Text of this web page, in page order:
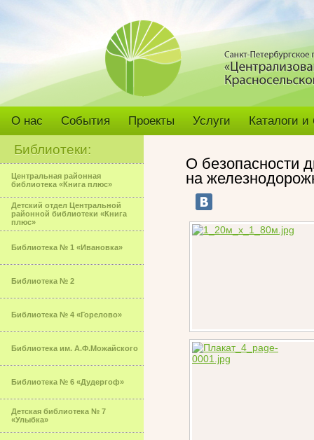
О нас События Проекты Услуги Каталоги
Библиотеки:
Центральная районная
библиотека «Книга плюс»
Детский отдел Центральной
районной библиотеки «Книга
плюс»
Библиотека № 1 «Ивановка»
Библиотека № 2
Библиотека № 4 «Горелово»
Библиотека им. А.Ф.Можайского
Библиотека № 6 «Дудергоф»
Детская библиотека № 7
«Улыбка»
О безопасности
на